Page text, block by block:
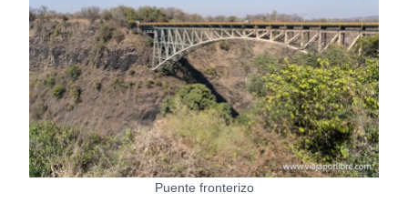
Puente fronterizo